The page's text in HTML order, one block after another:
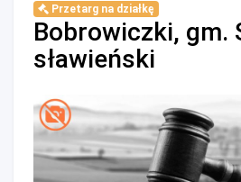
Przetarg na działkę
Bobrowiczki, gm.
sławieński